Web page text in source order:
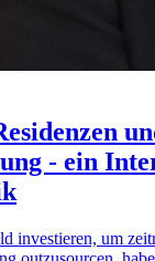
- ein
investieren, um